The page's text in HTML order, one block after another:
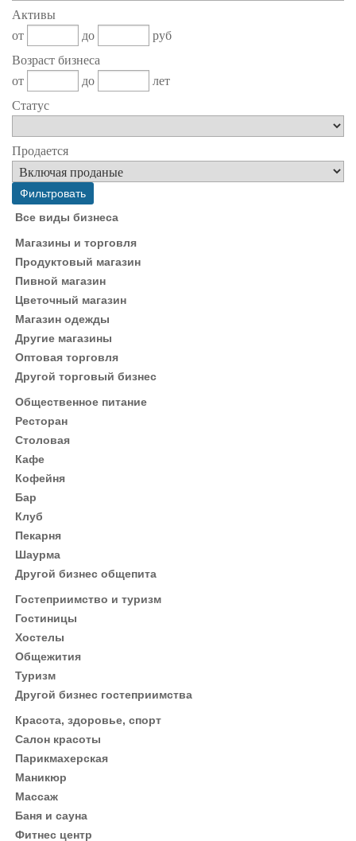
Активы
от
до
руб
Возраст бизнеса
от
до
лет
Статус
Продается
Все виды бизнеса
Магазины и торговля
Продуктовый магазин
Пивной магазин
Цветочный магазин
Магазин одежды
Другие магазины
Оптовая торговля
Другой торговый бизнес
Общественное питание
Ресторан
Столовая
Кафе
Кофейня
Бар
Клуб
Пекарня
Шаурма
Другой бизнес общепита
Гостеприимство и туризм
Гостиницы
Хостелы
Общежития
Туризм
Другой бизнес гостеприимства
Красота, здоровье, спорт
Салон красоты
Парикмахерская
Маникюр
Массаж
Баня и сауна
Фитнес центр